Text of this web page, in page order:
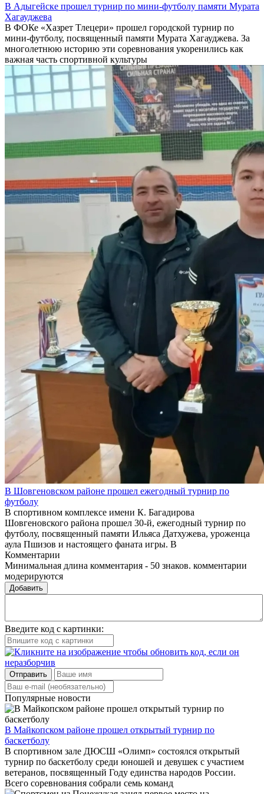
В Адыгейске прошел турнир по мини-футболу памяти Мурата
Хагауджева
В ФОКе «Хазрет Тлецери» прошел городской турнир по
мини-футболу, посвященный памяти Мурата Хагауджева. За
многолетнюю историю эти соревнования укоренились как
важная часть спортивной культуры
В Шовгеновском районе прошел ежегодный турнир по
футболу
В спортивном комплексе имени К. Багадирова
Шовгеновского района прошел 30-й, ежегодный турнир по
футболу, посвященный памяти Ильяса Датхужева, уроженца
аула Пшизов и настоящего фаната игры. В
Комментарии
Минимальная длина комментария - 50 знаков. комментарии
модерируются
Добавить
Введите код с картинки:
Отправить
Популярные новости
В Майкопском районе прошел открытый турнир по
баскетболу
В спортивном зале ДЮСШ «Олимп» состоялся открытый
турнир по баскетболу среди юношей и девушек с участием
ветеранов, посвященный Году единства народов России.
Всего соревнования собрали семь команд